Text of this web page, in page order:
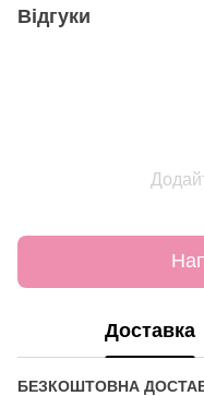
Відгуки
Доставка
БЕЗКОШТОВНА